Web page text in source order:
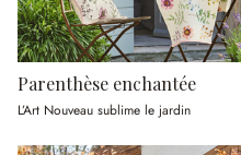
Parenthèse enchantée
L’Art Nouveau sublime le jardin